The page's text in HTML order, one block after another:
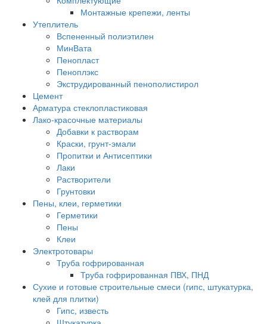
Монтажные крепежи, ленты
Утеплитель
Вспененный полиэтилен
МинВата
Пенопласт
Пеноплэкс
Экструдированный пенополистирол
Цемент
Арматура стеклопластиковая
Лако-красочные материалы
Добавки к растворам
Краски, грунт-эмали
Пропитки и Антисептики
Лаки
Растворители
Грунтовки
Пены, клеи, герметики
Герметики
Пены
Клеи
Электротовары
Труба гофрированная
Труба гофрированная ПВХ, ПНД
Сухие и готовые строительные смеси (гипс, штукатурка,
клей для плитки)
Гипс, известь